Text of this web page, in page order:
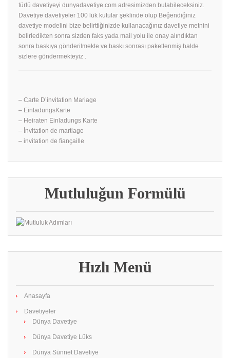
türlü davetiyeyi dunyadavetiye.com adresimizden bulabileceksiniz.
Davetiye davetiyeler 100 lük kutular şeklinde olup Beğendiğiniz
davetiye modelini bize belirttiğinizde kullanacağınız davetiye metnini
belirledikten sonra sizden faks yada mail yolu ile onay alındıktan
sonra baskıya gönderilmekte ve baskı sonrası paketlenmiş halde
sizlere göndermekteyiz .
– Carte D’invitation Mariage
– EinladungsKarte
– Heiraten Einladungs Karte
– İnvitation de martiage
– invitation de fiançaille
Mutluluğun Formülü
Hızlı Menü
Anasayfa
Davetiyeler
Dünya Davetiye
Dünya Davetiye Lüks
Dünya Sünnet Davetiye